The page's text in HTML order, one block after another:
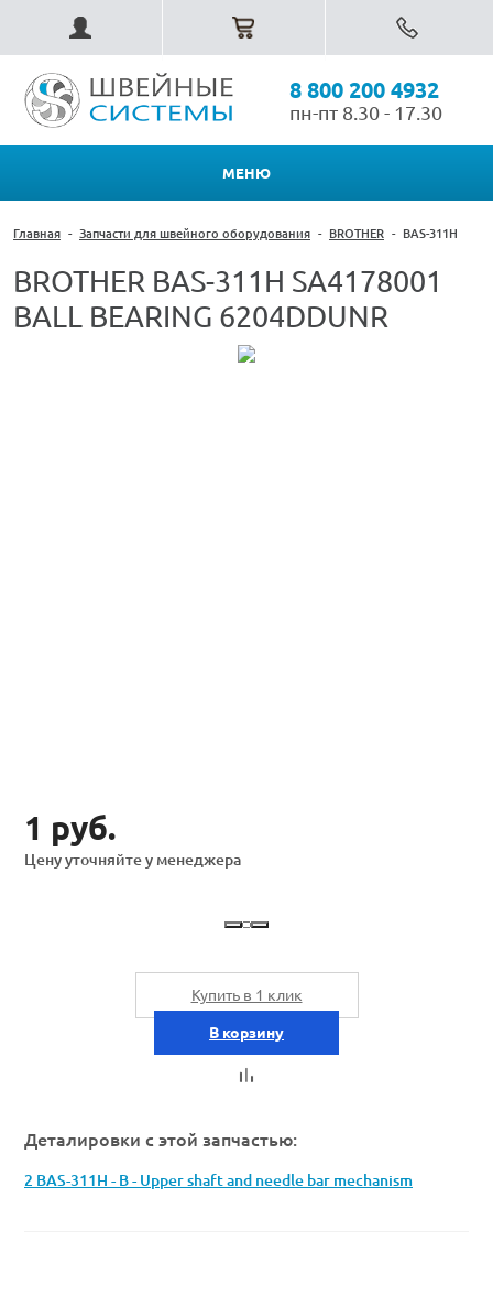
8 800 200 4932
пн-пт 8.30 - 17.30
МЕНЮ
Главная - Запчасти для швейного оборудования - BROTHER - BAS-311H
BROTHER BAS-311H SA4178001
BALL BEARING 6204DDUNR
1 руб.
Цену уточняйте у менеджера
Купить в 1 клик
В корзину
Деталировки с этой запчастью:
2 BAS-311H - B - Upper shaft and needle bar mechanism